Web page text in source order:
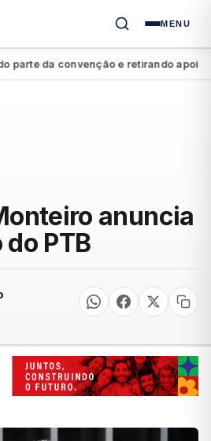
MENU
da convenção e retirando apoio a
anuncia
PTB